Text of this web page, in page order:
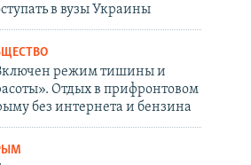
в вузы Украины
режим тишины и
Отдых в прифронтовом
без интернета и бензина